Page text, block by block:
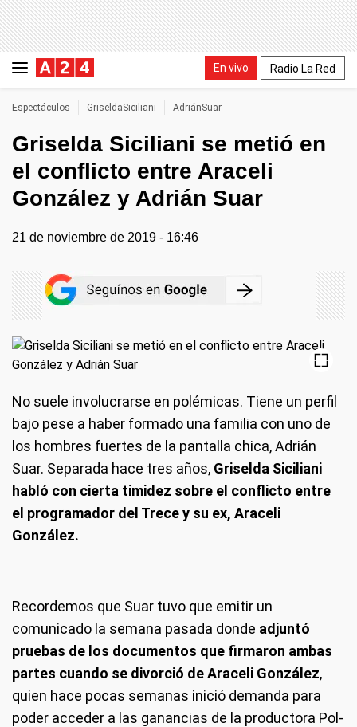
En vivo Radio La Red
Espectáculos GriseldaSiciliani AdriánSuar
Griselda Siciliani se metió en
el conflicto entre Araceli
González y Adrián Suar
21 de noviembre de 2019 - 16:46
No suele involucrarse en polémicas. Tiene un perfil
bajo pese a haber formado una familia con uno de
los hombres fuertes de la pantalla chica, Adrián
Suar. Separada hace tres años, Griselda Siciliani
habló con cierta timidez sobre el conflicto entre
el programador del Trece y su ex, Araceli
González.
Recordemos que Suar tuvo que emitir un
comunicado la semana pasada donde adjuntó
pruebas de los documentos que firmaron ambas
partes cuando se divorció de Araceli González,
quien hace pocas semanas inició demanda para
poder acceder a las ganancias de la productora Pol-